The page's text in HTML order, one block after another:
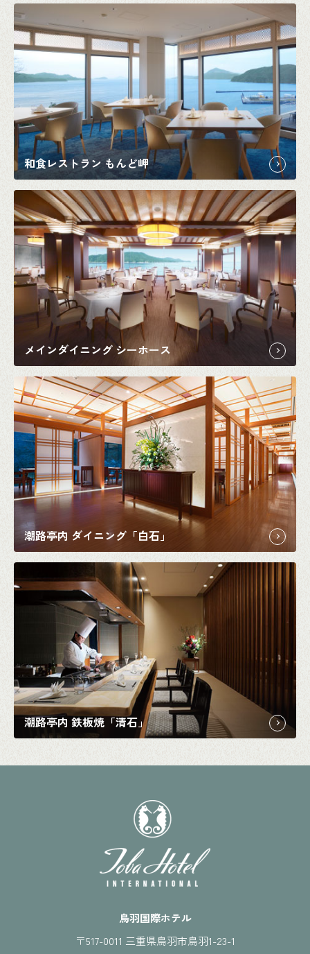
和食レストラン もんど岬
メインダイニング シーホース
潮路亭内 ダイニング「白石」
潮路亭内 鉄板焼「清石」
鳥羽国際ホテル
〒517-0011 三重県鳥羽市鳥羽1-23-1